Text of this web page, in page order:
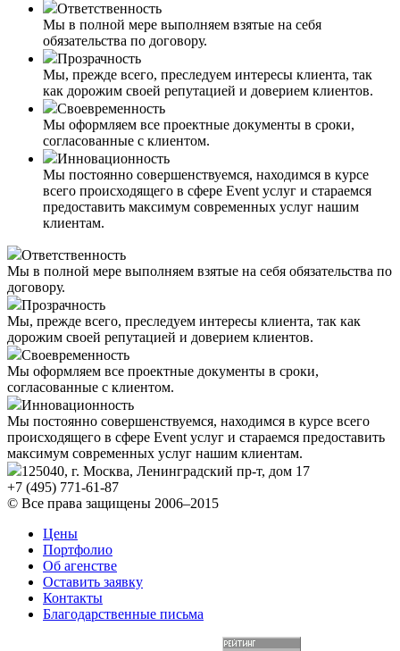
Ответственность
Мы в полной мере выполняем взятые на себя
обязательства по договору.
Прозрачность
Мы, прежде всего, преследуем интересы клиента, так
как дорожим своей репутацией и доверием клиентов.
Своевременность
Мы оформляем все проектные документы в сроки,
согласованные с клиентом.
Инновационность
Мы постоянно совершенствуемся, находимся в курсе
всего происходящего в сфере Event услуг и стараемся
предоставить максимум современных услуг нашим
клиентам.
Ответственность
Мы в полной мере выполняем взятые на себя обязательства по
договору.
Прозрачность
Мы, прежде всего, преследуем интересы клиента, так как
дорожим своей репутацией и доверием клиентов.
Своевременность
Мы оформляем все проектные документы в сроки,
согласованные с клиентом.
Инновационность
Мы постоянно совершенствуемся, находимся в курсе всего
происходящего в сфере Event услуг и стараемся предоставить
максимум современных услуг нашим клиентам.
125040, г. Москва, Ленинградский пр-т, дом 17
+7 (495) 771-61-87
© Все права защищены 2006–2015
Цены
Портфолио
Об агенстве
Оставить заявку
Контакты
Благодарственные письма